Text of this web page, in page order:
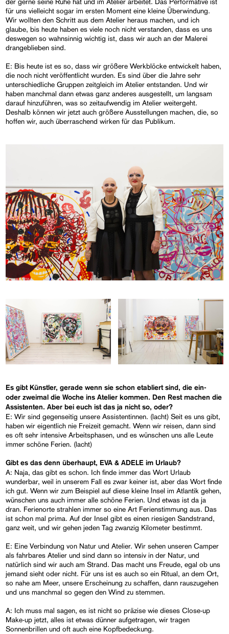
für uns vielleicht sogar im ersten Moment eine kleine Überwindung.
Wir wollten den Schritt aus dem Atelier heraus machen, und ich
glaube, bis heute haben es viele noch nicht verstanden, dass es uns
deswegen so wahnsinnig wichtig ist, dass wir auch an der Malerei
drangeblieben sind.
E: Bis heute ist es so, dass wir größere Werkblöcke entwickelt haben,
die noch nicht veröffentlicht wurden. Es sind über die Jahre sehr
unterschiedliche Gruppen zeitgleich im Atelier entstanden. Und wir
haben manchmal dann etwas ganz anderes ausgestellt, um langsam
darauf hinzuführen, was so zeitaufwendig im Atelier weitergeht.
Deshalb können wir jetzt auch größere Ausstellungen machen, die, so
hoffen wir, auch überraschend wirken für das Publikum.
Es gibt Künstler, gerade wenn sie schon etabliert sind, die ein-
oder zweimal die Woche ins Atelier kommen. Den Rest machen die
Assistenten. Aber bei euch ist das ja nicht so, oder?
E: Wir sind gegenseitig unsere Assistentinnen. (lacht) Seit es uns gibt,
haben wir eigentlich nie Freizeit gemacht. Wenn wir reisen, dann sind
es oft sehr intensive Arbeitsphasen, und es wünschen uns alle Leute
immer schöne Ferien. (lacht)
Gibt es das denn überhaupt, EVA & ADELE im Urlaub?
A: Naja, das gibt es schon. Ich finde immer das Wort Urlaub
wunderbar, weil in unserem Fall es zwar keiner ist, aber das Wort finde
ich gut. Wenn wir zum Beispiel auf diese kleine Insel im Atlantik gehen,
wünschen uns auch immer alle schöne Ferien. Und etwas ist da ja
dran. Ferienorte strahlen immer so eine Art Ferienstimmung aus. Das
ist schon mal prima. Auf der Insel gibt es einen riesigen Sandstrand,
ganz weit, und wir gehen jeden Tag zwanzig Kilometer bestimmt.
E: Eine Verbindung von Natur und Atelier. Wir sehen unseren Camper
als fahrbares Atelier und sind dann so intensiv in der Natur, und
natürlich sind wir auch am Strand. Das macht uns Freude, egal ob uns
jemand sieht oder nicht. Für uns ist es auch so ein Ritual, an dem Ort,
so nahe am Meer, unsere Erscheinung zu schaffen, dann rauszugehen
und uns manchmal so gegen den Wind zu stemmen.
A: Ich muss mal sagen, es ist nicht so präzise wie dieses Close-up
Make-up jetzt, alles ist etwas dünner aufgetragen, wir tragen
Sonnenbrillen und oft auch eine Kopfbedeckung.